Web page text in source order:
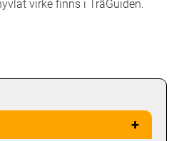
virke finns i TräGuiden.
+